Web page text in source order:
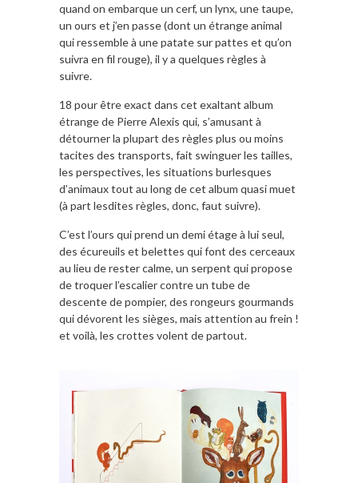
quand on embarque un cerf, un lynx, une taupe,
un ours et j’en passe (dont un étrange animal
qui ressemble à une patate sur pattes et qu’on
suivra en fil rouge), il y a quelques règles à
suivre.
18 pour être exact dans cet exaltant album
étrange de Pierre Alexis qui, s’amusant à
détourner la plupart des règles plus ou moins
tacites des transports, fait swinguer les tailles,
les perspectives, les situations burlesques
d’animaux tout au long de cet album quasi muet
(à part lesdites règles, donc, faut suivre).
C’est l’ours qui prend un demi étage à lui seul,
des écureuils et belettes qui font des cerceaux
au lieu de rester calme, un serpent qui propose
de troquer l’escalier contre un tube de
descente de pompier, des rongeurs gourmands
qui dévorent les sièges, mais attention au frein !
et voilà, les crottes volent de partout.